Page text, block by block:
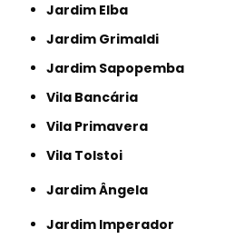
Jardim Elba
Jardim Grimaldi
Jardim Sapopemba
Vila Bancária
Vila Primavera
Vila Tolstoi
Jardim Ângela
Jardim Imperador